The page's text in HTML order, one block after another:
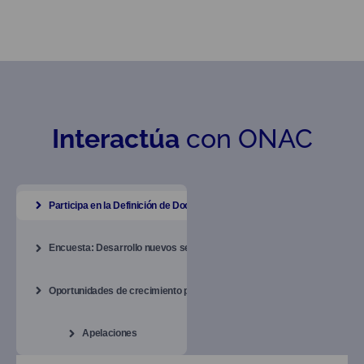
Interactúacon ONAC
Participa en la Definición de Documentos
Encuesta: Desarrollo nuevos servicios
Oportunidades de crecimiento para los OEC
Apelaciones